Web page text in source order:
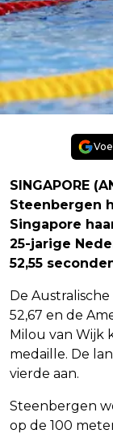
SINGAPORE
Steenbergen
Singapore
25-jarige
52,55
De
52,67 en de
Milou van Wijk
medaille. De
vierde aan.
Steenbergen
op de 100